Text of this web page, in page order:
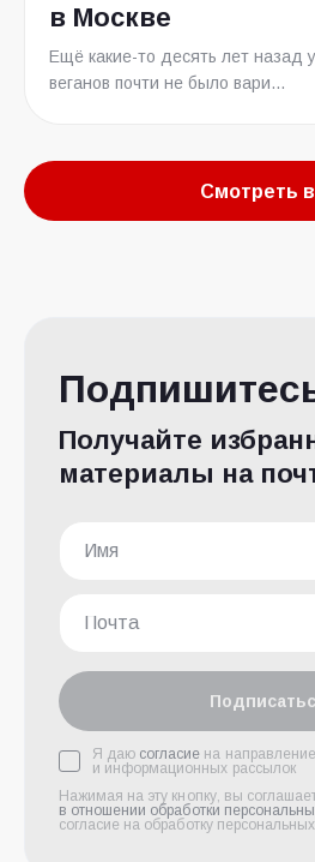
в Москве
Ещё какие-то десять лет назад
веганов почти не было вари...
Смотреть
Получайте
материалы на
Я даю согласие на
и информационных рассылок
Нажимая на эту кнопку, вы
в отношении обработки
согласие на обработку